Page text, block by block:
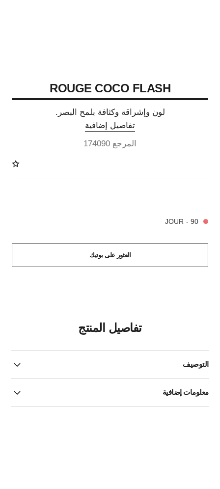
ROUGE COCO FLASH
لون وإشراقة وكثافة بلمح البصر.
تفاصيل إضافية
المرجع 174090
90 - JOUR
العثور على بوتيك
تفاصيل المنتج
التوصيف
معلومات إضافية